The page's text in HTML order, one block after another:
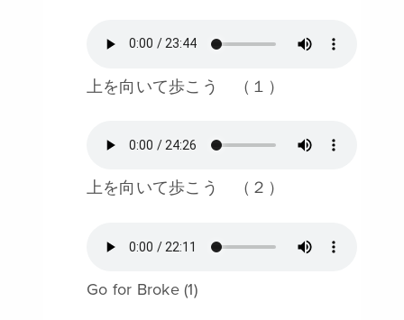
上を向いて歩こう （１）
上を向いて歩こう （２）
Go for Broke (1)